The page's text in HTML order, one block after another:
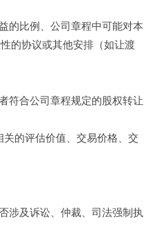
比例、公司章程中可能对本
的协议或其他安排（如让渡
合公司章程规定的股权转让
的评估价值、交易价格、交
及诉讼、仲裁、司法强制执